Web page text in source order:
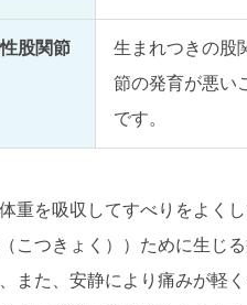
股関節
生まれつきの股
節の発育が悪い
です。
重を吸収してすべりをよく
こつきょく））ために生じる
また、安静により痛みが軽